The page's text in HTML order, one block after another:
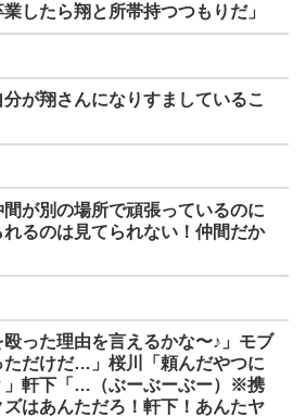
したら翔と所帯持つつもりだ」
が翔さんになりすましているこ
が別の場所で頑張っているのに
るのは見てられない！仲間だか
った理由を言えるかな〜♪」モブ
ただけだ…」桜川「頼んだやつに
」軒下「…（ぶーぶーぶー）※携
はあんただろ！軒下！あんたヤ